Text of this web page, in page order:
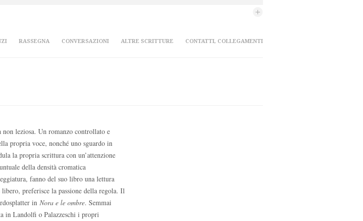
RASSEGNA CONVERSAZIONI ALTRE SCRITTURE CONTATTI, COLLEGAMENTI
leziosa. Un romanzo controllato e
propria voce, nonché uno sguardo in
la propria scrittura con un’attenzione
della densità cromatica
fanno del suo libro una lettura
preferisce la passione della regola. Il
in Nora e le ombre. Semmai
in Landolfi o Palazzeschi i propri